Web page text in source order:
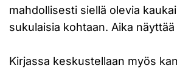
mahdollisesti siellä olevia
sukulaisia kohtaan. Aika
Kirjassa keskustellaan myös